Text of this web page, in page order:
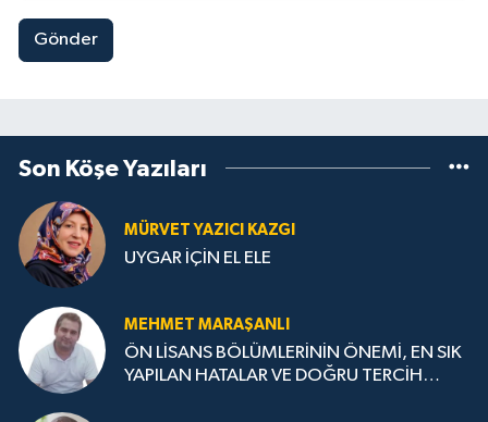
Gönder
Son Köşe Yazıları
MÜRVET YAZICI KAZGI
UYGAR İÇİN EL ELE
MEHMET MARAŞANLI
ÖN LİSANS BÖLÜMLERİNİN ÖNEMİ, EN SIK
YAPILAN HATALAR VE DOĞRU TERCİH